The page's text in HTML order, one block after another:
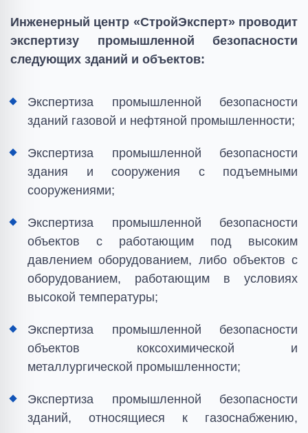
Инженерный центр «СтройЭксперт» проводит
экспертизу промышленной безопасности
следующих зданий и объектов:
Экспертиза промышленной безопасности
зданий газовой и нефтяной промышленности;
Экспертиза промышленной безопасности
здания и сооружения с подъемными
сооружениями;
Экспертиза промышленной безопасности
объектов с работающим под высоким
давлением оборудованием, либо объектов с
оборудованием, работающим в условиях
высокой температуры;
Экспертиза промышленной безопасности
объектов коксохимической и
металлургической промышленности;
Экспертиза промышленной безопасности
зданий, относящиеся к газоснабжению,